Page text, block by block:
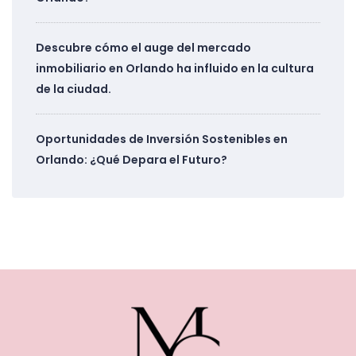
Descubre cómo el auge del mercado
inmobiliario en Orlando ha influido en la cultura
de la ciudad.
Oportunidades de Inversión Sostenibles en
Orlando: ¿Qué Depara el Futuro?